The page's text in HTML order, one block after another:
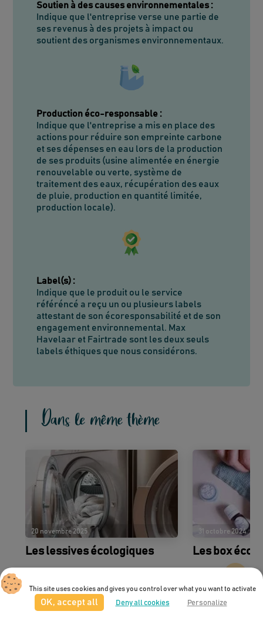
Soutien à des causes environnementales :
Indique que l'entreprise verse une partie de
ses revenus à des projets à impact ou
soutient des organismes environnementaux.
Production éco-responsable :
Indique que l'entreprise a mis en place des
actions pour réduire son empreinte carbone
et ses dépenses en eau lors de la production
de ses produits (usine alimentée en énergie
renouvelable ou verte, système de
traitement des eaux, récupération des eaux
de pluie, production en quantité limitée,
production locale).
Label(s) :
Indique que le produit ou le service
référéncé a reçu un ou plusieurs labels
attestant de son écoresponsabilité et de son
engagement environnemental. Max
Havelaar et Fairtrade sont les deux seuls
labels éthiques que nous considérons.
Dans le même thème
20 novembre 2025
Les lessives écologiques
31 octobre 2024
Les box
This site uses cookies and gives you control over what you want to activate
OK, accept all Deny all cookies Personalize